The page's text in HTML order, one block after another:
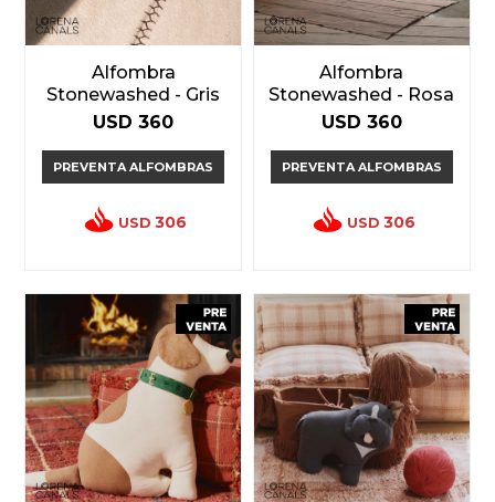
Alfombra
Stonewashed - Gris
USD 360
PREVENTA ALFOMBRAS
USD 306
Alfombra
Stonewashed - Rosa
USD 360
PREVENTA ALFOMBRAS
USD 306